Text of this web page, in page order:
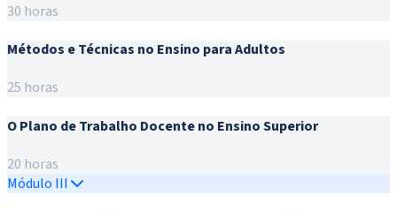
30 horas
Métodos e Técnicas no Ensino para Adultos
25 horas
O Plano de Trabalho Docente no Ensino Superior
20 horas
Módulo III